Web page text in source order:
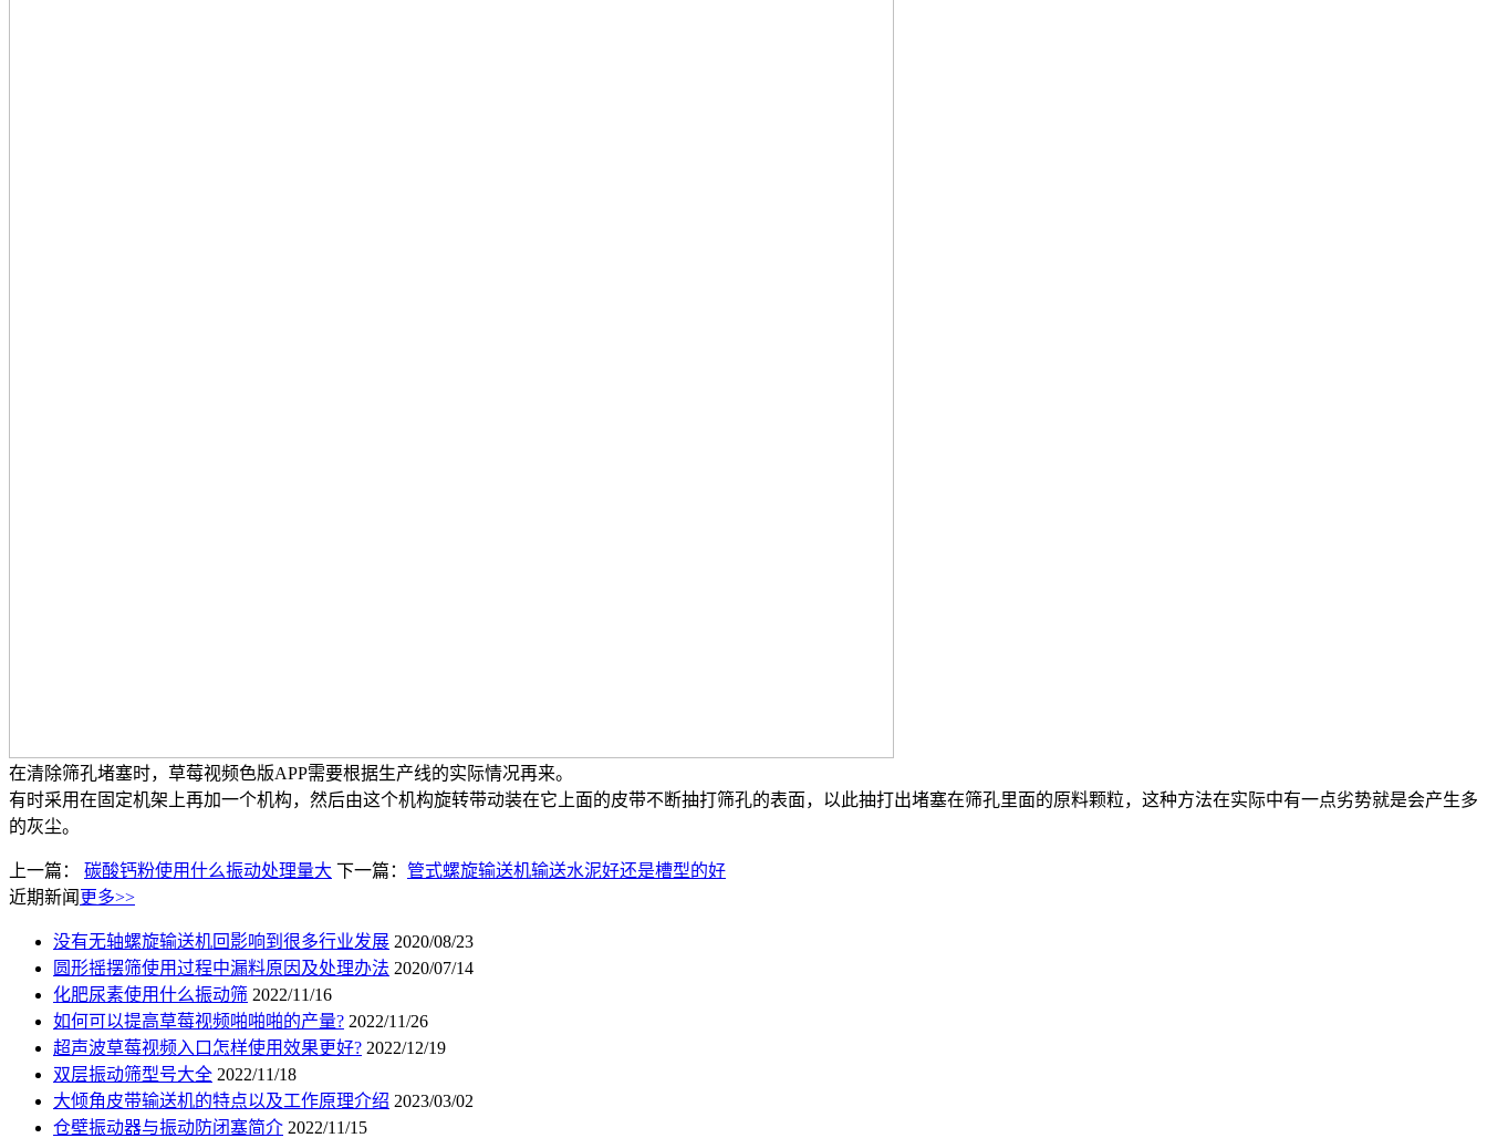
在清除筛孔堵塞时，草莓视频色版APP需要根据生产线的实际情况再来。
有时采用在固定机架上再加一个机构，然后由这个机构旋转带动装在它上面的皮带不断抽打筛孔的表面，以此抽打出堵塞在筛孔里面的原料颗粒，这种方法在实际中有一点劣势就是会产生多
的灰尘。
上一篇： 碳酸钙粉使用什么振动处理量大 下一篇： 管式螺旋输送机输送水泥好还是槽型的好
近期新闻 更多>>
没有无轴螺旋输送机回影响到很多行业发展 2020/08/23
圆形摇摆筛使用过程中漏料原因及处理办法 2020/07/14
化肥尿素使用什么振动筛 2022/11/16
如何可以提高草莓视频啪啪啪的产量? 2022/11/26
超声波草莓视频入口怎样使用效果更好? 2022/12/19
双层振动筛型号大全 2022/11/18
大倾角皮带输送机的特点以及工作原理介绍 2023/03/02
仓壁振动器与振动防闭塞简介 2022/11/15